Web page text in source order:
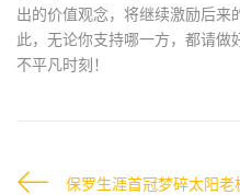
出的价值观念，将继续激励后来
此，无论你支持哪一方，都请做
不平凡时刻！
保罗生涯首冠梦碎太阳